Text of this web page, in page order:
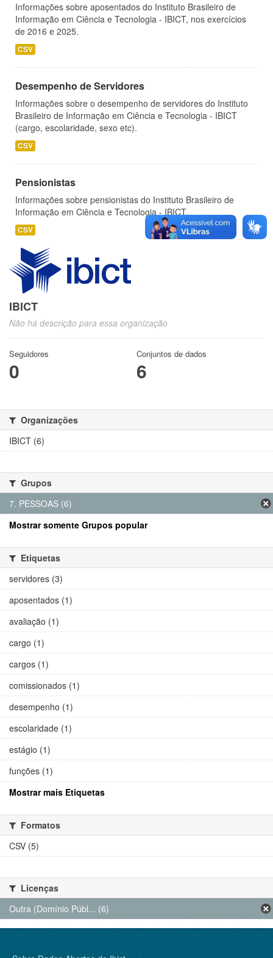
Informações sobre aposentados do Instituto Brasileiro de
Informação em Ciência e Tecnologia - IBICT, nos exercícios
de 2016 e 2025.
CSV
Desempenho de Servidores
Informações sobre o desempenho de servidores do Instituto
Brasileiro de Informação em Ciência e Tecnologia - IBICT
(cargo, escolaridade, sexo etc).
CSV
Pensionistas
Informações sobre pensionistas do Instituto Brasileiro de
Informação em Ciência e Tecnologia - IBICT.
CSV
IBICT
Não há descrição para essa organização
Seguidores
0
Conjuntos de dados
6
Organizações
IBICT (6)
Grupos
7. PESSOAS (6)
Mostrar somente Grupos popular
Etiquetas
servidores (3)
aposentados (1)
avaliação (1)
cargo (1)
cargos (1)
comissionados (1)
desempenho (1)
escolaridade (1)
estágio (1)
funções (1)
Mostrar mais Etiquetas
Formatos
CSV (5)
Licenças
Outra (Domínio Públ... (6)